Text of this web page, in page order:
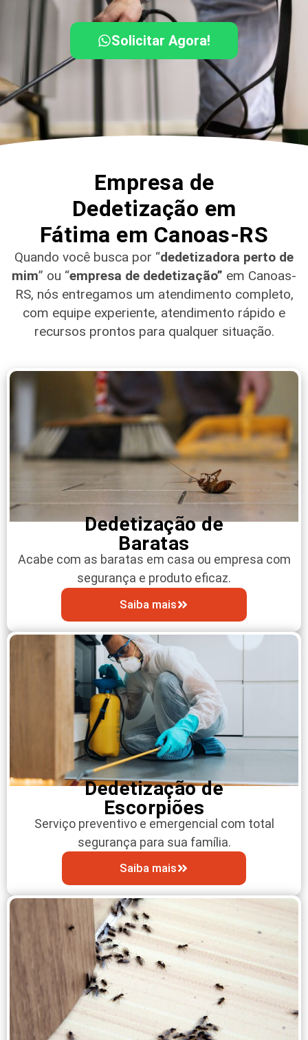
Solicitar Agora!
Empresa de
Dedetização em
Fátima em Canoas-RS
Quando você busca por “dedetizadora perto de
mim” ou “empresa de dedetização” em Canoas-
RS, nós entregamos um atendimento completo,
com equipe experiente, atendimento rápido e
recursos prontos para qualquer situação.
Dedetização de
Baratas
Acabe com as baratas em casa ou empresa com
segurança e produto eficaz.
Saiba mais
Dedetização de
Escorpiões
Serviço preventivo e emergencial com total
segurança para sua família.
Saiba mais